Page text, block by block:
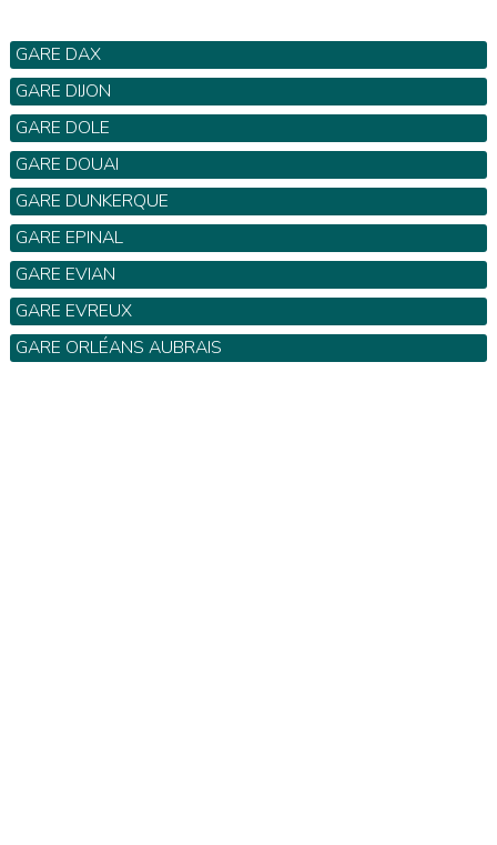
GARE DAX
GARE DIJON
GARE DOLE
GARE DOUAI
GARE DUNKERQUE
GARE EPINAL
GARE EVIAN
GARE EVREUX
GARE ORLÉANS AUBRAIS